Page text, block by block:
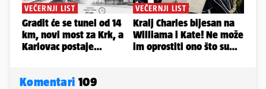
Komentari 109